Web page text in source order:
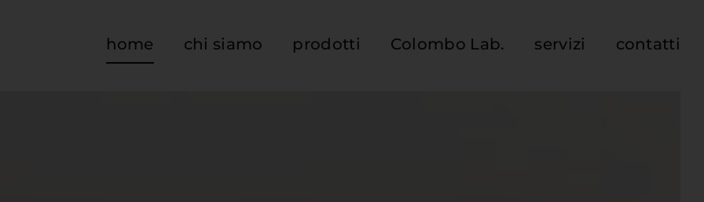
home chi siamo prodotti Colombo Lab. servizi contatti